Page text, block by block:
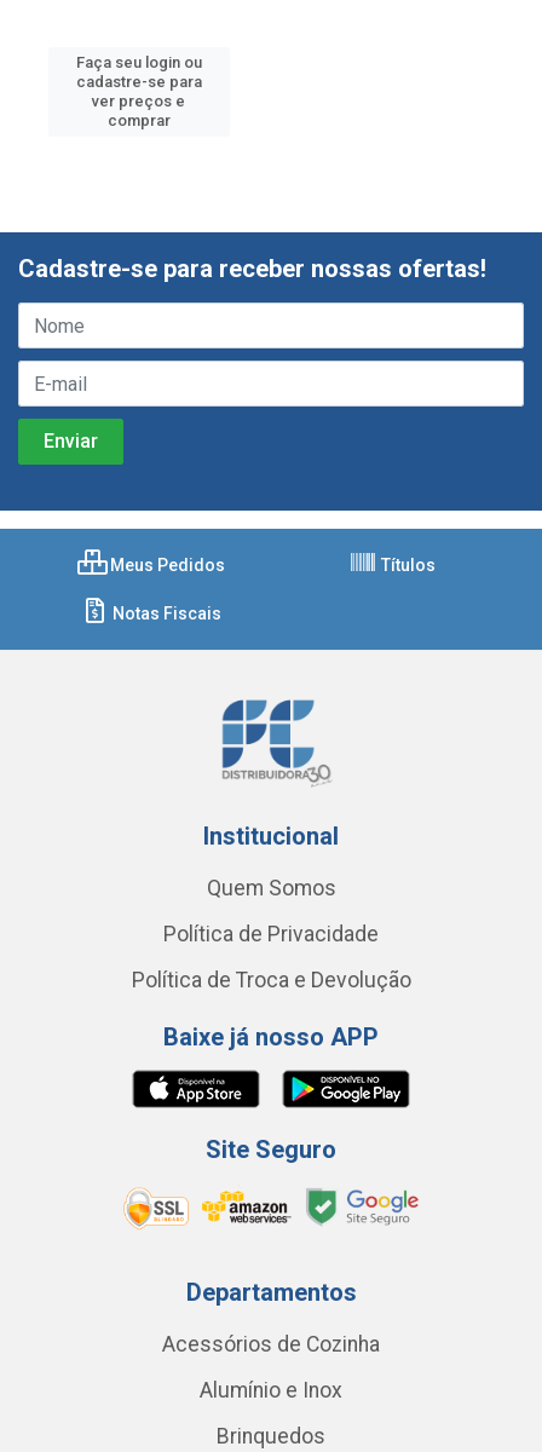
Faça seu login ou
cadastre-se para
ver preços e
comprar
Cadastre-se para receber nossas ofertas!
Meus Pedidos Títulos
Notas Fiscais
Institucional
Quem Somos
Política de Privacidade
Política de Troca e Devolução
Baixe já nosso APP
Site Seguro
Departamentos
Acessórios de Cozinha
Alumínio e Inox
Brinquedos